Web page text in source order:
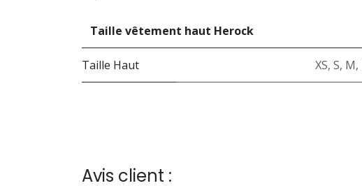
Taille vêtement haut Herock
Taille Haut XS, S, M,
Avis client :